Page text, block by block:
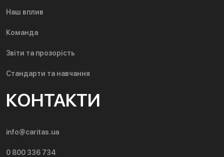
Наш вплив
Команда
Звіти та прозорість
Стандарти та навчання
КОНТАКТИ
info@caritas.ua
0 800 336 734